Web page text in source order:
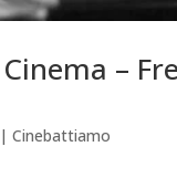
–
|Cinebattiamo